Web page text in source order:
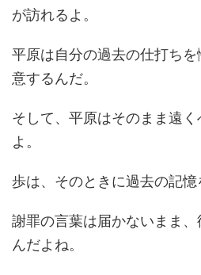
が訪れるよ。
平原は自分の過去の仕打ち
意するんだ。
そして、平原はそのまま遠
よ。
歩は、そのときに過去の記憶
謝罪の言葉は届かないまま
んだよね。